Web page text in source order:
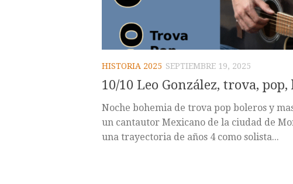
HISTORIA 2025 SEPTIEMBRE 19, 2025
10/10 Leo González, trova, pop,
Noche bohemia de trova pop boleros y
un cantautor Mexicano de la ciudad de
una trayectoria de años 4 como solista...